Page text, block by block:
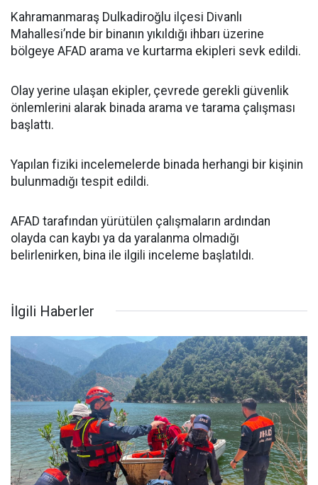
Kahramanmaraş Dulkadiroğlu ilçesi Divanlı
Mahallesi’nde bir binanın yıkıldığı ihbarı üzerine
bölgeye AFAD arama ve kurtarma ekipleri sevk edildi.
Olay yerine ulaşan ekipler, çevrede gerekli güvenlik
önlemlerini alarak binada arama ve tarama çalışması
başlattı.
Yapılan fiziki incelemelerde binada herhangi bir kişinin
bulunmadığı tespit edildi.
AFAD tarafından yürütülen çalışmaların ardından
olayda can kaybı ya da yaralanma olmadığı
belirlenirken, bina ile ilgili inceleme başlatıldı.
İlgili Haberler